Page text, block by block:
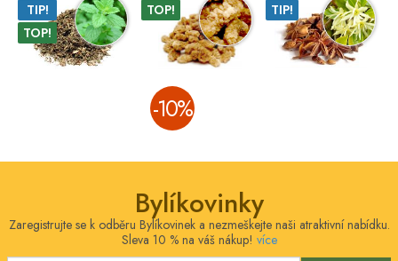
TIP!
TOP!
TOP!
­-10%
TIP!
Bylíkovinky
Zaregistrujte se k odběru Bylíkovinek a nezmeškejte naši atraktivní nabídku.
Sleva 10 % na váš nákup! více